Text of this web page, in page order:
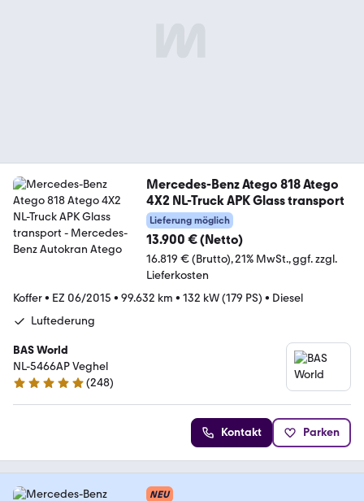
Mercedes-Benz Atego 818 Atego
4X2 NL-Truck APK Glass transport
Lieferung möglich
13.900 € (Netto)
16.819 € (Brutto) 21% MwSt. ggf. zzgl.
Lieferkosten
Koffer• EZ 06/2015 • 99.632 km • 132 kW (179 PS) • Diesel
Luftederung
BAS World
NL-5466AP Veghel
4.8 Sterne
(248)
Kontakt Parken
NEU